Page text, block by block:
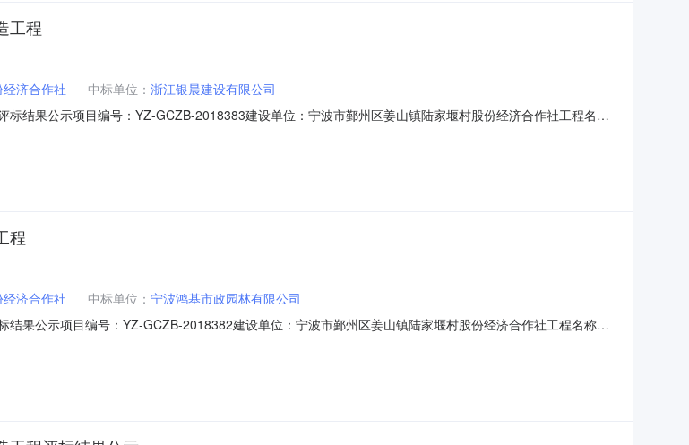
工程
济合作社 中标单位： 浙江银晨建设有限公司
结果公示项目编号：YZ-GCZB-2018383建设单位：宁波市鄞州区姜山镇陆家堰村股份经济合作社工程名
黑，滨水街巷路面铺装改造等工程。开标时间：2018-09-1413:30:00公示时间：2018年09月17日至2018年
程
济合作社 中标单位： 宁波鸿基市政园林有限公司
果公示项目编号：YZ-GCZB-2018382建设单位：宁波市鄞州区姜山镇陆家堰村股份经济合作社工程名称：
年09月17日至2018年09月19日预中标单位（第一名）：宁波鸿基市政园林有限公司项目负责